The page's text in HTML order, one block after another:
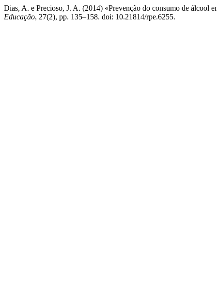
Dias, A. e Precioso, J. A. (2014) «Prevenção do consumo de álcool
Educação, 27(2), pp. 135–158. doi: 10.21814/rpe.6255.